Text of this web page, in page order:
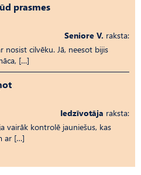
prasmes
Seniore V. raksta:
nosist cilvēku. Jā, neesot bijis
[…]
Iedzīvotāja raksta:
vairāk kontrolē jauniešus, kas
ar […]